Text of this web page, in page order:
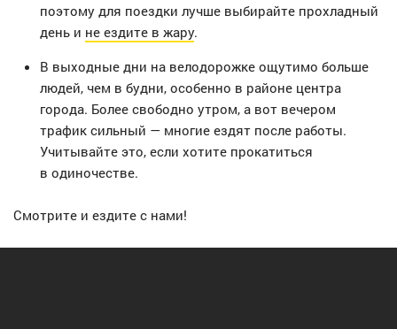
поэтому для поездки лучше выбирайте прохладный
день и не ездите в жару.
В выходные дни на велодорожке ощутимо больше
людей, чем в будни, особенно в районе центра
города. Более свободно утром, а вот вечером
трафик сильный — многие ездят после работы.
Учитывайте это, если хотите прокатиться
в одиночестве.
Смотрите и ездите с нами!